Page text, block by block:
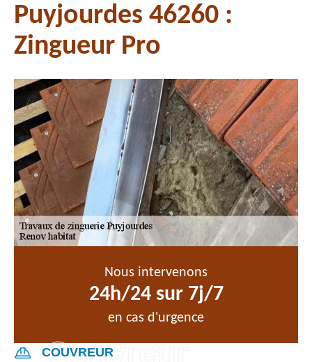
Puyjourdes 46260 :
Zingueur Pro
Nous intervenons
24h/24 sur 7j/7
en cas d'urgence
COUVREUR